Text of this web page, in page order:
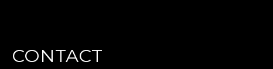
CONTACT